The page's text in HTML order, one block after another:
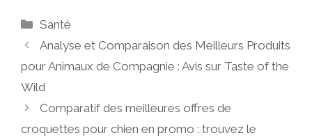
Catégories
Santé
Analyse et Comparaison des Meilleurs Produits
pour Animaux de Compagnie : Avis sur Taste of the
Wild
Comparatif des meilleures offres de
croquettes pour chien en promo : trouvez le